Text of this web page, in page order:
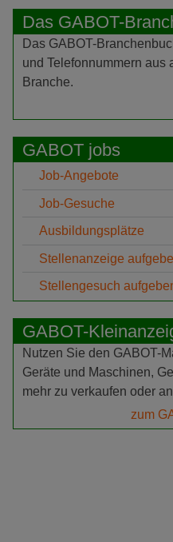
Das GABOT-
Das GABOT-
und Telefonnummern aus
Branche.
GABOT jobs
Job-Angebote
Job-Gesuche
Ausbildungsplätze
Stellenanzeige
Stellengesuch
GABOT-
Nutzen Sie den GABOT-
Geräte und Maschinen,
mehr zu verkaufen oder
zum